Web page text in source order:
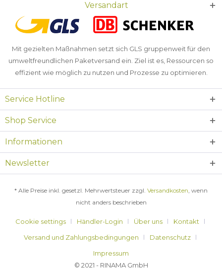
Versandart
Mit gezielten Maßnahmen setzt sich GLS gruppenweit für den
umweltfreundlichen Paketversand ein. Ziel ist es, Ressourcen so
effizient wie möglich zu nutzen und Prozesse zu optimieren.
Service Hotline
Shop Service
Informationen
Newsletter
* Alle Preise inkl. gesetzl. Mehrwertsteuer zzgl. Versandkosten, wenn
nicht anders beschrieben
Cookie settings Händler-Login Über uns
Kontakt
Versand und Zahlungsbedingungen
Datenschutz
Impressum
© 2021 - RINAMA GmbH